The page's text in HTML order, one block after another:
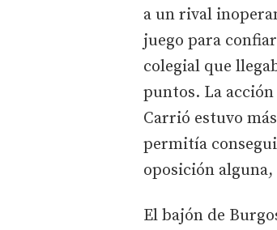
a un rival
juego para
colegial que
puntos. La
Carrió estuvo
permitía
oposición
El bajón de